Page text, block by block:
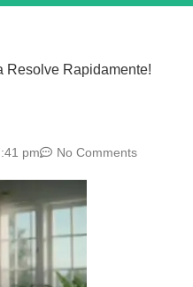
Resolve Rapidamente!
pm No Comments